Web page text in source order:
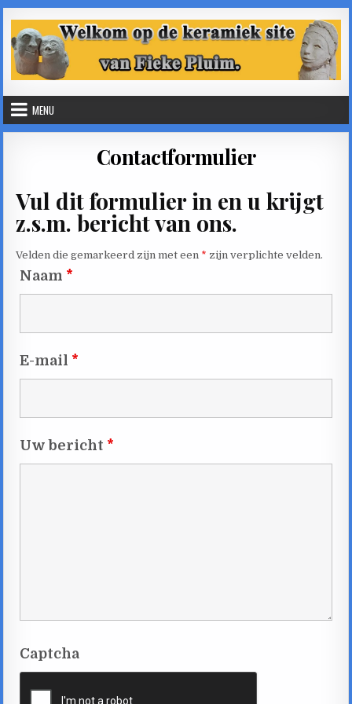
content
MENU
Contactformulier
Vul dit formulier in en u krijgt
z.s.m. bericht van ons.
Velden die gemarkeerd zijn met een * zijn verplichte velden.
Naam *
E-mail *
Uw bericht *
Captcha